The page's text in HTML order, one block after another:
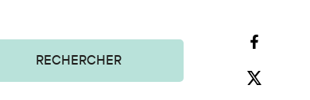
RECHERCHER